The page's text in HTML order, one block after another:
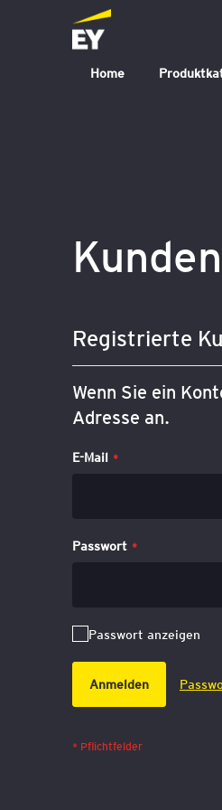
Home
Registrierte
Wenn Sie ein
Adresse an.
E-Mail
Passwort
Passwort anzeigen
Anmelden